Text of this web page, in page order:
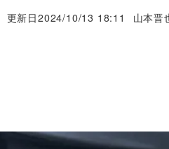
更新日2024/10/13 18:11
著
山本晋